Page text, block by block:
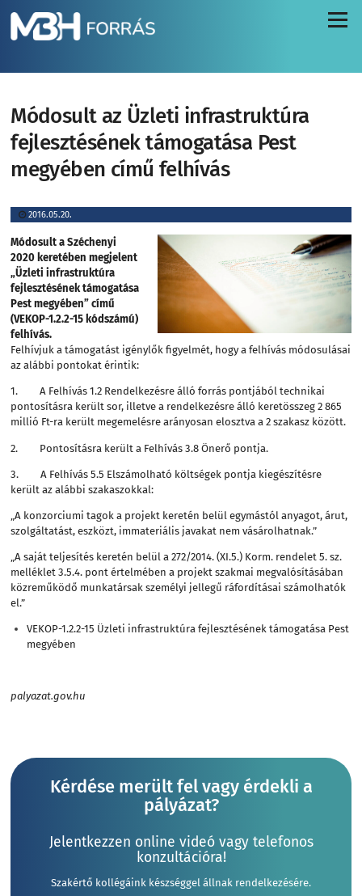
Menü
Módosult az Üzleti infrastruktúra
fejlesztésének támogatása Pest
megyében című felhívás
2016.05.20.
Módosult a Széchenyi
2020 keretében megjelent
„Üzleti infrastruktúra
fejlesztésének támogatása
Pest megyében” című
(VEKOP-1.2.2-15 kódszámú)
felhívás.
Felhívjuk a támogatást igénylők figyelmét, hogy a felhívás módosulásai
az alábbi pontokat érintik:
1. A Felhívás 1.2 Rendelkezésre álló forrás pontjából technikai
pontosításra került sor, illetve a rendelkezésre álló keretösszeg 2 865
millió Ft-ra került megemelésre arányosan elosztva a 2 szakasz között.
2. Pontosításra került a Felhívás 3.8 Önerő pontja.
3. A Felhívás 5.5 Elszámolható költségek pontja kiegészítésre
került az alábbi szakaszokkal:
„A konzorciumi tagok a projekt keretén belül egymástól anyagot, árut,
szolgáltatást, eszközt, immateriális javakat nem vásárolhatnak.”
„A saját teljesítés keretén belül a 272/2014. (XI.5.) Korm. rendelet 5. sz.
melléklet 3.5.4. pont értelmében a projekt szakmai megvalósításában
közreműködő munkatársak személyi jellegű ráfordításai számolhatók
el.”
VEKOP-1.2.2-15 Üzleti infrastruktúra fejlesztésének támogatása Pest
megyében
palyazat.gov.hu
Kérdése merült fel vagy érdekli a
pályázat?
Jelentkezzen online videó vagy telefonos
konzultációra!
Szakértő kollégáink készséggel állnak rendelkezésére.